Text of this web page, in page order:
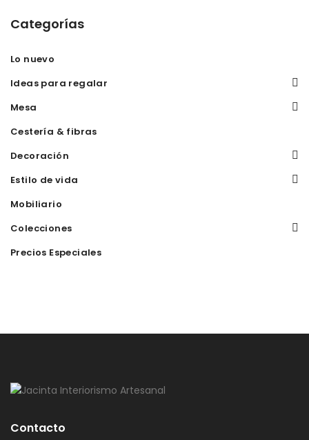
Categorías
Lo nuevo
Ideas para regalar
Mesa
Cestería & fibras
Decoración
Estilo de vida
Mobiliario
Colecciones
Precios Especiales
Contacto